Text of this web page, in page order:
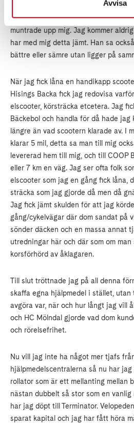
Avvisa
Du kan göra mycket mer än vad du
det var nog första gången jag hörde
muntrade upp mig. Jag kommer
har med mig detta jämt. Han sa
bättre eller sämre utan ligger på
När jag fick låna en handikapp
Hisings Backa fick jag redovisa
elscooter, körsträcka etcetera. Jag
Bäckebol och handla för då hade jag
längre än vad scootern klarade av. I
klarar 5 mil, detta sa man till mig
levererad hem till mig, och till COOP
eller 7 km en väg. Jag ser ofta folk
elscooter som jag en gång fick låna,
sträcka som jag gjorde då men då
Jag fick jämt skulden för att jag
gång/cykelvägar där dom sandat på
sönder däcken och en massa annat
utredningar här och där som om
korsförhörd av åklagaren.
Till slut tröttnade jag på all denna
skaffa egna hjälpmedel i stället,
avgöra var, när och hur långt jag vill
och HC Mölndal gjorde vad dom
och rörelsefrihet.
Nu vill jag inte ha något mer tjafs
hjälpmedelscentralerna så nu har
rollator som är ett mellanting mellan
nästan dubbelt så stor som en vanlig
har jag döpt till Terminator.
sparat kapital och jag har fått höra